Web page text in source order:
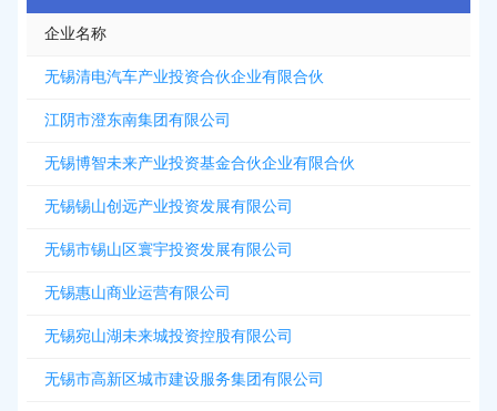
企业名称
无锡清电汽车产业投资合伙企业有限合伙
江阴市澄东南集团有限公司
无锡博智未来产业投资基金合伙企业有限合伙
无锡锡山创远产业投资发展有限公司
无锡市锡山区寰宇投资发展有限公司
无锡惠山商业运营有限公司
无锡宛山湖未来城投资控股有限公司
无锡市高新区城市建设服务集团有限公司